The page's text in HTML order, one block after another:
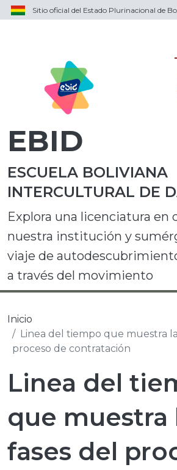
Sitio oficial del Estado Plurinacional de
EBID
ESCUELA BOLIVIANA
INTERCULTURAL DE
Explora una licenciatura en
nuestra institución y
viaje de
a través del movimiento
Inicio
Linea del tiempo que muestra
proceso de contratación
Linea del
que muestra
fases del